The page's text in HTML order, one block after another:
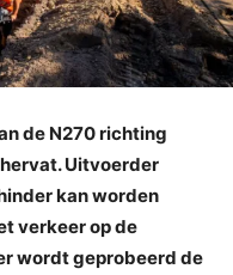
de N270 richting
Uitvoerder
kan worden
verkeer op de
wordt geprobeerd de